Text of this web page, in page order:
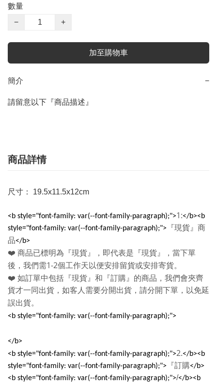
數量
−
+
加至購物車
簡介 −
請留意以下『商品描述』
商品詳情
尺寸： 19.5x11.5x12cm
<b style="font-family: var(--font-family-paragraph);">1:</b><b
style="font-family: var(--font-family-paragraph);"> 『現貨』商
品</b>
❤️ 商品已標明為『現貨』，即代表是『現貨』，當下單
後，我們需1-2個工作天以便安排留貨或安排寄貨。
❤️ 如訂單中包括『現貨』和『訂購』的商品，我們會夾齊
貨才一同出貨，如客人需要分開出貨，請分開下單，以免延
誤出貨。
<b style="font-family: var(--font-family-paragraph);">
</b>
<b style="font-family: var(--font-family-paragraph);">2.</b><b
style="font-family: var(--font-family-paragraph);"> 『訂購</b>
<b style="font-family: var(--font-family-paragraph);">/</b><b